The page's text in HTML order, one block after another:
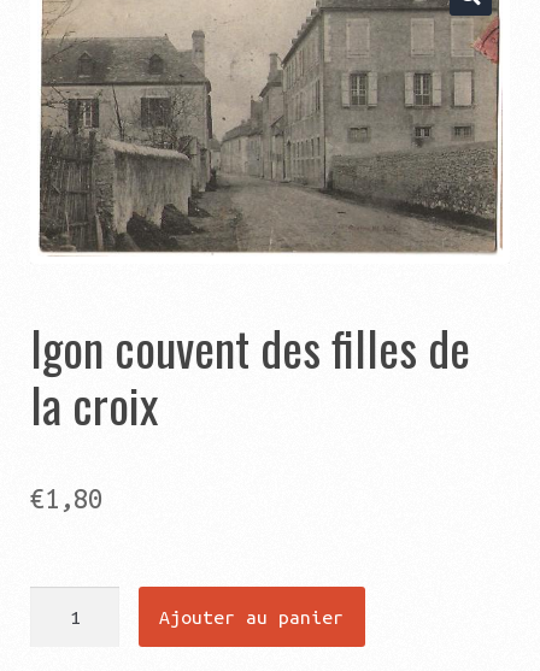
Catégories
Contact
Panier
Aide
Igon couvent des filles de
la croix
€1,80
Ajouter au panier